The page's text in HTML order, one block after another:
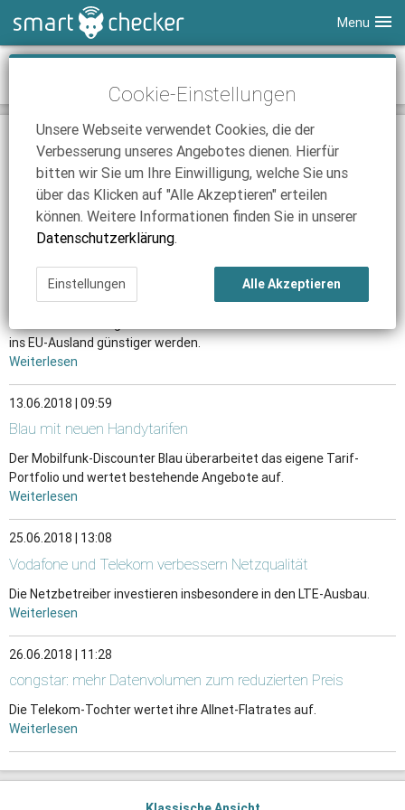
Menu
Smartphone Vergleich
Anbieter
iPhone Tarifvergleich
News
Ratgeber
Tarifvergleich
Tablet Vergleich
Surfsticks
iPad Tarifvergleich
News
Tarifvergleich
Internetanbieter
DSL Tarife
News
SmartChecker TV
05.06.2018 | 17:25
o2 startet neues Tarifangebot
Mit mehr Datenvolumen und zusätzlichen SIM-Karten setzt o2 auf
noch mehr „Freiheit“.
Weiterlesen
07.06.2018 | 16:25
EU-Beschluss: Auslandsanrufe sollen günstiger werden
Nach dem Roaming sollen nun auch Telefonate von Deutschland
ins EU-Ausland günstiger werden.
Weiterlesen
13.06.2018 | 09:59
Blau mit neuen Handytarifen
Der Mobilfunk-Discounter Blau überarbeitet das eigene Tarif-
Portfolio und wertet bestehende Angebote auf.
Weiterlesen
25.06.2018 | 13:08
Vodafone und Telekom verbessern Netzqualität
Die Netzbetreiber investieren insbesondere in den LTE-Ausbau.
Weiterlesen
26.06.2018 | 11:28
congstar: mehr Datenvolumen zum reduzierten Preis
Die Telekom-Tochter wertet ihre Allnet-Flatrates auf.
Weiterlesen
Cookie-Einstellungen
Unsere Webseite verwendet Cookies, die der
Verbesserung unseres Angebotes dienen. Hierfür
bitten wir Sie um Ihre Einwilligung, welche Sie uns
über das Klicken auf "Alle Akzeptieren" erteilen
können. Weitere Informationen finden Sie in unserer
Datenschutzerklärung.
Einstellungen Alle Akzeptieren